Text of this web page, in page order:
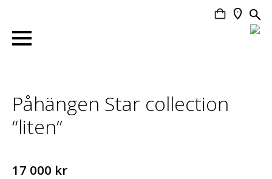
Search
Påhängen Star collection
“liten”
17 000 kr